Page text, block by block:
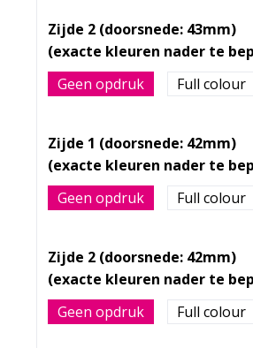
Zijde 2 (doorsnede: 43mm)
Geen opdruk Full colour
Zijde 1 (doorsnede: 42mm)
Geen opdruk Full colour
Zijde 2 (doorsnede: 42mm)
Geen opdruk Full colour